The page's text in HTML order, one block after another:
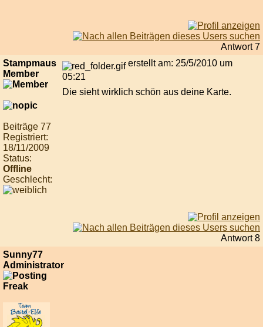
Antwort 7
Stampmaus
Member
Beiträge 77
Registriert:
18/11/2009
Status:
Offline
Geschlecht:
erstellt am: 25/5/2010 um
05:21
Die sieht wirklich schön aus deine Karte.
Antwort 8
Sunny77
Administrator